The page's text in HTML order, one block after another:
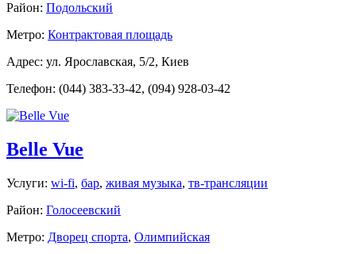
Район: Подольский
Метро: Контрактовая площадь
Адрес: ул. Ярославская, 5/2, Киев
Телефон: (044) 383-33-42, (094) 928-03-42
Belle Vue
Услуги: wi-fi, бар, живая музыка, тв-трансляции
Район: Голосеевский
Метро: Дворец спорта, Олимпийская